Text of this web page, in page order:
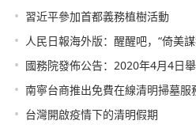
• 習近平參加首都義務植樹活動
• 人民日報海外版：醒醒吧，“倚美謀
• 國務院發佈公告：2020年4月4日
• 南寧台商推出免費在線清明掃墓服
• 台灣開啟疫情下的清明假期